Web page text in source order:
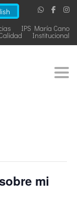
IPS María Cano
Institucional
mi